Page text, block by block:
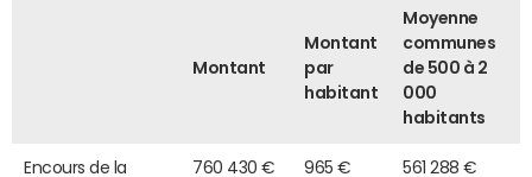
Montant
Montant
par
habitant
Moyenne
communes
de 500 à 2
000
habitants
Encours de la
760 430 € 965 € 561 288 €